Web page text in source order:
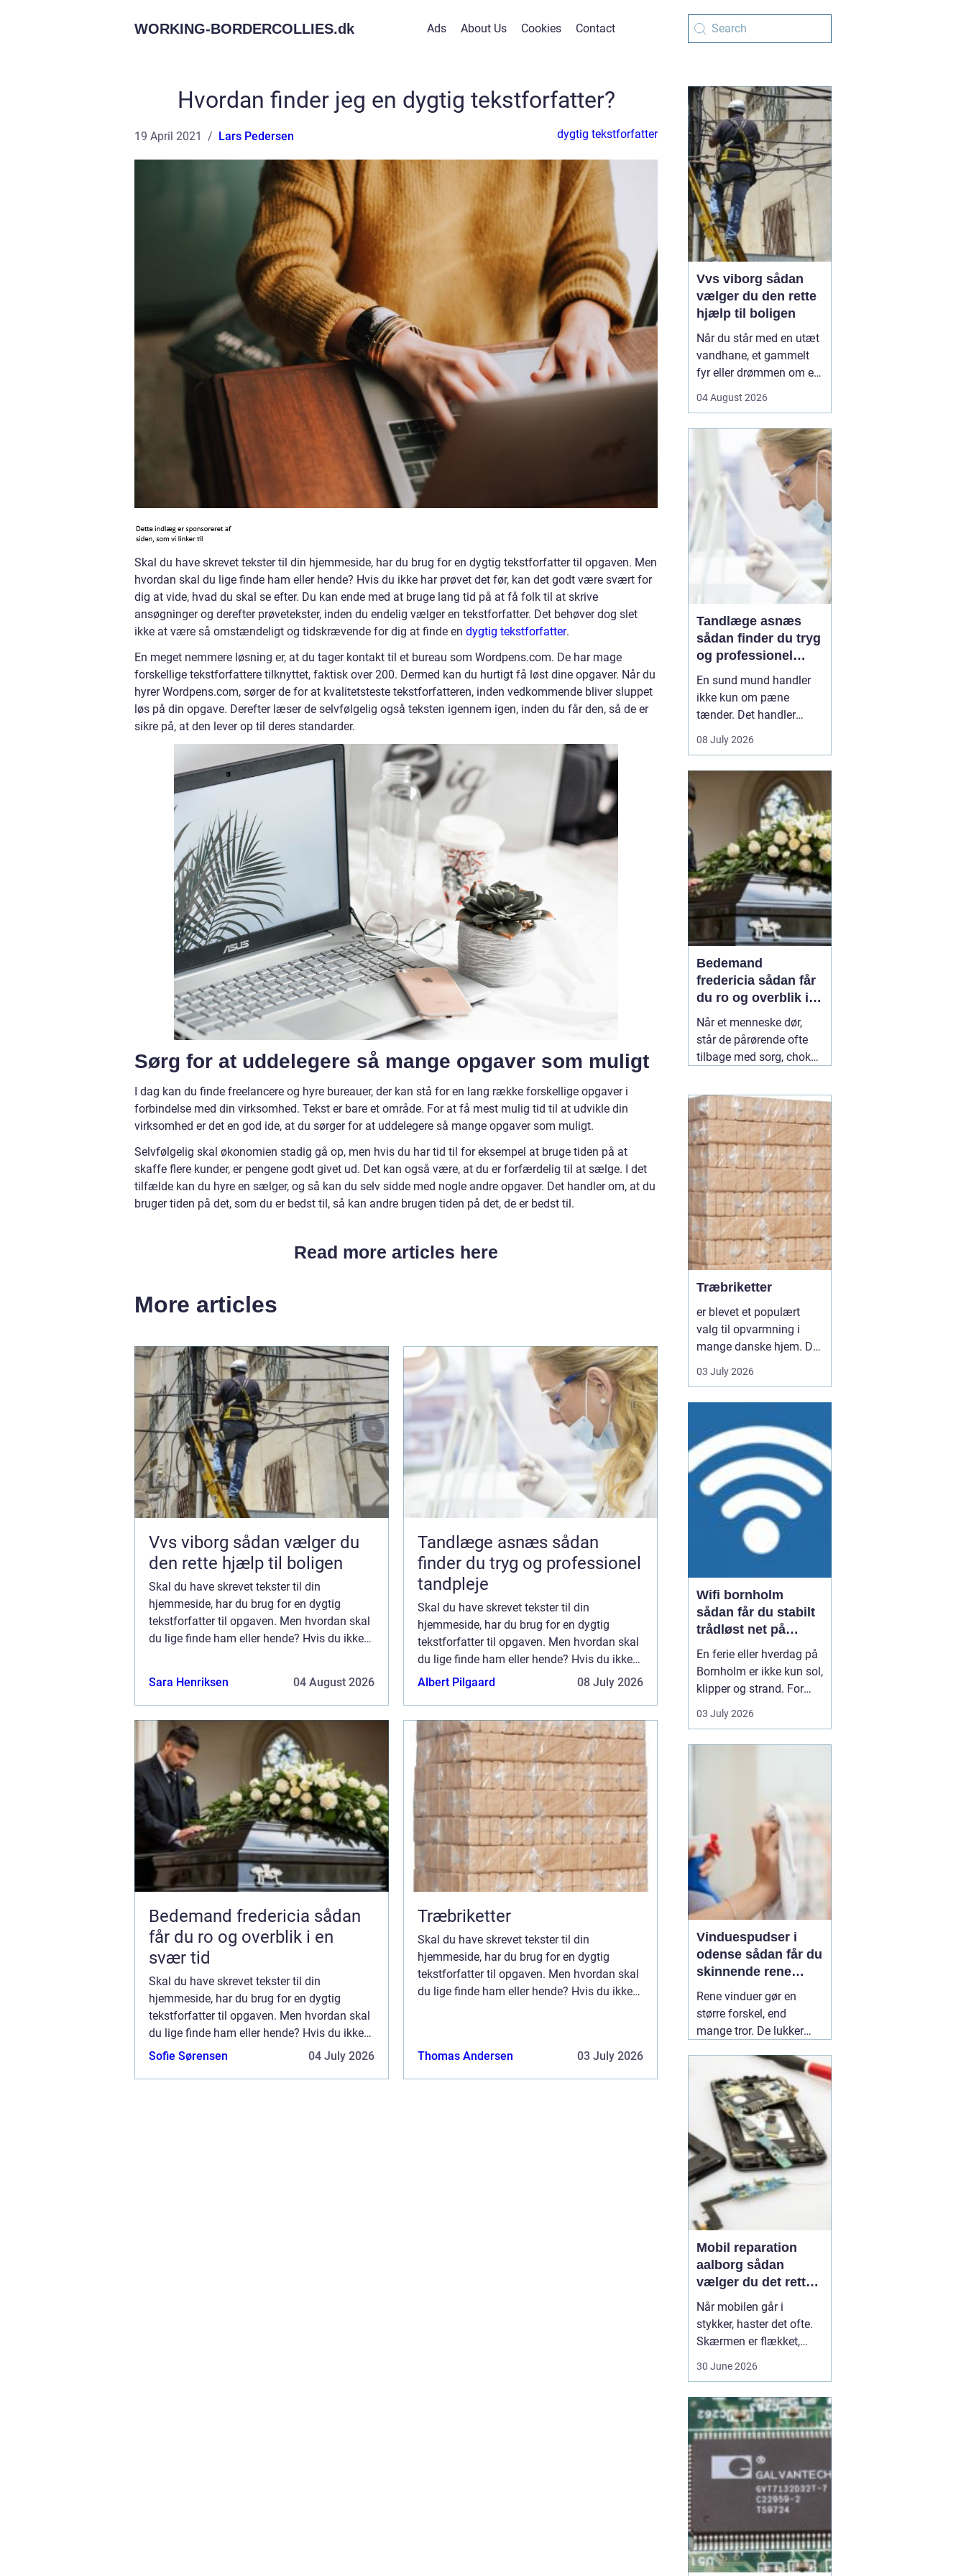
WORKING-BORDERCOLLIES.dk Ads About Us Cookies Contact
Hvordan finder jeg en dygtig tekstforfatter?
19 April 2021 Lars Pedersen dygtig tekstforfatter
Skal du have skrevet tekster til din hjemmeside, har du brug for en dygtig tekstforfatter til opgaven. Men
hvordan skal du lige finde ham eller hende? Hvis du ikke har prøvet det før, kan det godt være svært for
dig at vide, hvad du skal se efter. Du kan ende med at bruge lang tid på at få folk til at skrive
ansøgninger og derefter prøvetekster, inden du endelig vælger en tekstforfatter. Det behøver dog slet
ikke at være så omstændeligt og tidskrævende for dig at finde en dygtig tekstforfatter.
En meget nemmere løsning er, at du tager kontakt til et bureau som Wordpens.com. De har mage
forskellige tekstforfattere tilknyttet, faktisk over 200. Dermed kan du hurtigt få løst dine opgaver. Når du
hyrer Wordpens.com, sørger de for at kvalitetsteste tekstforfatteren, inden vedkommende bliver sluppet
løs på din opgave. Derefter læser de selvfølgelig også teksten igennem igen, inden du får den, så de er
sikre på, at den lever op til deres standarder.
Sørg for at uddelegere så mange opgaver som muligt
I dag kan du finde freelancere og hyre bureauer, der kan stå for en lang række forskellige opgaver i
forbindelse med din virksomhed. Tekst er bare et område. For at få mest mulig tid til at udvikle din
virksomhed er det en god ide, at du sørger for at uddelegere så mange opgaver som muligt.
Selvfølgelig skal økonomien stadig gå op, men hvis du har tid til for eksempel at bruge tiden på at
skaffe flere kunder, er pengene godt givet ud. Det kan også være, at du er forfærdelig til at sælge. I det
tilfælde kan du hyre en sælger, og så kan du selv sidde med nogle andre opgaver. Det handler om, at du
bruger tiden på det, som du er bedst til, så kan andre brugen tiden på det, de er bedst til.
Read more articles here
More articles
Vvs viborg sådan vælger du
den rette hjælp til boligen
Skal du have skrevet tekster til din
hjemmeside, har du brug for en dygtig
tekstforfatter til opgaven. Men hvordan skal
du lige finde ham eller hende? Hvis du ikke
Sara Henriksen 04 August 2026
Tandlæge asnæs sådan
finder du tryg og professionel
tandpleje
Skal du have skrevet tekster til din
hjemmeside, har du brug for en dygtig
tekstforfatter til opgaven. Men hvordan skal
du lige finde ham eller hende? Hvis du ikke
har prøvet det før, kan det godt være svært
Albert Pilgaard 08 July 2026
Bedemand fredericia sådan
får du ro og overblik i en
svær tid
Skal du have skrevet tekster til din
hjemmeside, har du brug for en dygtig
tekstforfatter til opgaven. Men hvordan skal
du lige finde ham eller hende? Hvis du ikke
har prøvet det før, kan det godt være svært
Sofie Sørensen 04 July 2026
Træbriketter
Skal du have skrevet tekster til din
hjemmeside, har du brug for en dygtig
tekstforfatter til opgaven. Men hvordan skal
du lige finde ham eller hende? Hvis du ikke
Thomas Andersen 03 July 2026
Vvs viborg sådan
vælger du den rette
hjælp til boligen
Når du står med en utæt
vandhane, et gammelt
fyr eller drømmen om et
dygtig VVSer være
løsning og en dyr
langtidsskade. I Viborg
og omegn findes der
mange fagfolk, men
hvordan sikrer du dig, at
04 August 2026
Tandlæge asnæs
sådan finder du tryg
og professionel
tandpleje
En sund mund handler
ikke kun om pæne
tænder. Det handler
også om at kunne spise
uden smerter, tale frit og
bekymret. For mange i
og omkring Asnæs kan
det dog være en
udfordring at finde den
rette tandlæge, især hvis
man har haft d...
08 July 2026
Bedemand
fredericia sådan får
du ro og overblik i
en svær tid
Når et menneske dør,
står de pårørende ofte
tilbage med sorg, chok
Hvad skal gøres først?
Hvem kontakter man?
Hvordan skaber man en
afsked, som føles rigtig?
Her spiller en lokal 04
July 2026
Træbriketter
er blevet et populært
valg til opvarmning i
mange danske hjem. De
er nemme at håndtere,
giver en høj varme og
almindeligt brænde.
Samtidig kan de udnytte
resttræ fra træindustrien,
som ellers ville gå til
spil...
03 July 2026
Wifi bornholm
sådan får du stabilt
trådløst net på
klippeøen
En ferie eller hverdag på
Bornholm er ikke kun sol,
klipper og strand. For
mange er en stabil
internetforbindelse
sommerhuset eller driver
en mindre virksomhed...
03 July 2026
Vinduespudser i
odense sådan får du
skinnende rene
ruder året rundt
Rene vinduer gør en
større forskel, end
mange tror. De lukker
erhvervsbygninger til at
fremstå velholdte og
giver et bedre indeklima.
Flere boligejere og
virksomheder vælger
derfor at bruge en
professionel01 July
2026
Mobil reparation
aalborg sådan
vælger du det rette
værksted
Når mobilen går i
stykker, haster det ofte.
Skærmen er flækket,
Aalborg er der flere
værksteder at vælge
imellem, og det kan være
svært at gennemskue,
hvem der faktisk leverer
30 June 2026